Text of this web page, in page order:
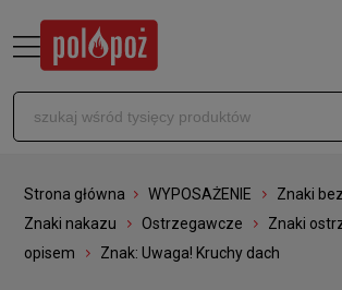
Strona główna WYPOSAŻENIE
Znaki
Znaki nakazu
Ostrzegawcze
Znaki
opisem
Znak: Uwaga! Kruchy dach